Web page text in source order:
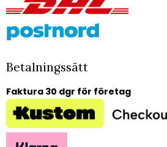
Betalningssätt
Faktura 30 dgr för företag